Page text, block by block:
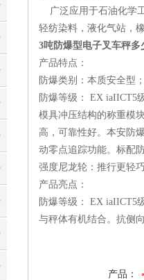
广泛应用于石油化学
轻纺染料，液化气站，
3吨防爆型电子叉车秤多
产品特点：
防爆类别：本质安全型
防爆等级： EX iaIICT5
模具冲压结构的称重模
高，可靠性好。本安防
动零点追踪功能。标配
强度尼龙轮：推行更轻
产品亮点：
防爆等级： EX iaIICT5
与秤体有机结合。抗侧
产品：